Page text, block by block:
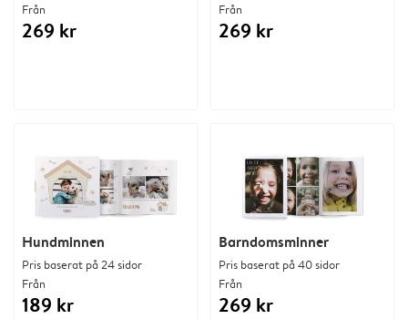
Från
269 kr
Hundminnen
Pris baserat på 24 sidor
Från
189 kr
Barndomsminner
Pris baserat på 40 sidor
Från
269 kr
Från
269 kr